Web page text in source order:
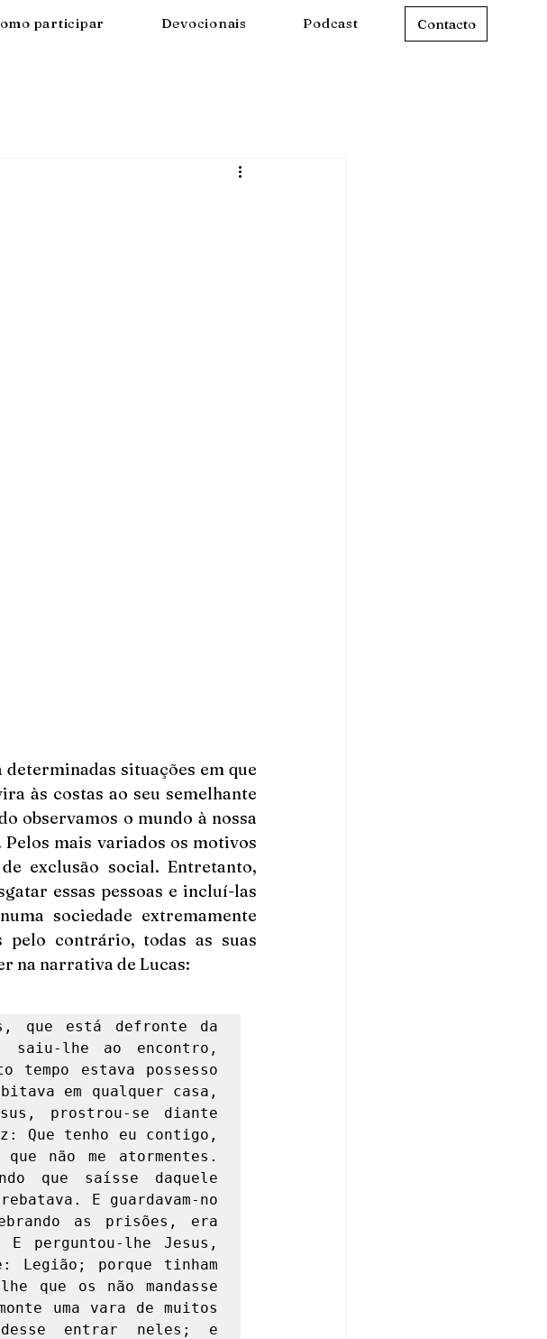
participar Devocionais Podcast Contacto
situações em que
às costas ao seu semelhante
observamos o mundo à nossa
mais variados os motivos
exclusão social. Entretanto,
essas pessoas e incluí-las
sociedade extremamente
pelo contrário, todas as suas
na narrativa de Lucas:
que está defronte da
saiu-lhe ao encontro,
tempo estava possesso
em qualquer casa,
prostrou-se diante
Que tenho eu contigo,
não me atormentes.
que saísse daquele
E guardavam-no
as prisões, era
perguntou-lhe Jesus,
Legião; porque tinham
que os não mandasse
uma vara de muitos
entrar neles; e